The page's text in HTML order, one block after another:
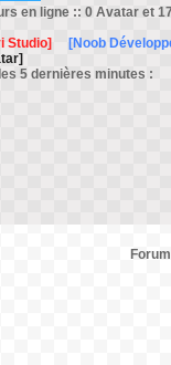
en ligne :: 0 Avatar et
Studio] [Noob
5 dernières minutes :